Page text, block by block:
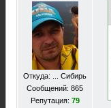
Откуда: ... Сибирь
Сообщений: 865
Репутация: 79